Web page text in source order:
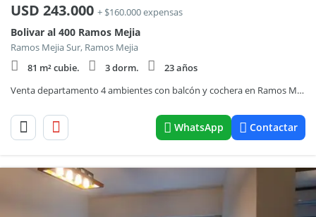
USD 243.000 + $160.000 expensas
Bolivar al 400 Ramos Mejia
Ramos Mejia Sur, Ramos Mejia
81 m² cubie.
3 dorm.
23 años
Venta departamento 4 ambientes con balcón y cochera en Ramos Mejía.
WhatsApp Contactar